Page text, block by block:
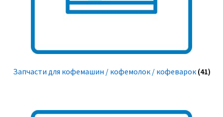
Запчасти для кофемашин / кофемолок / кофеварок (41)